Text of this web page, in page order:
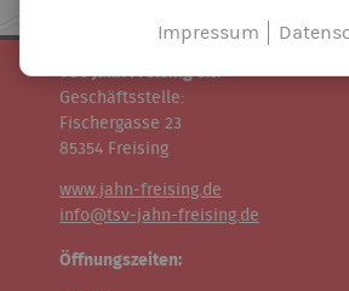
TSV Jahn Freising e.V.
Geschäftsstelle:
Fischergasse 23
85354 Freising
www.jahn-freising.de
info@tsv-jahn-freising.de
Öffnungszeiten:
Impressum